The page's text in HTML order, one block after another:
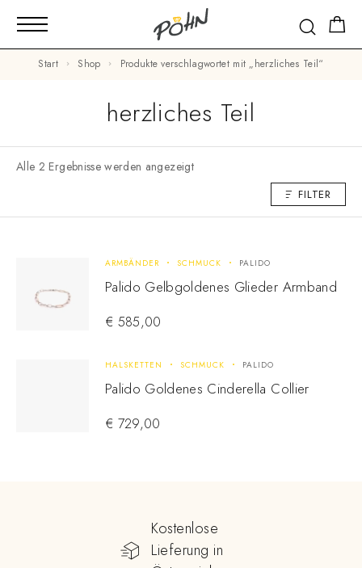
Start Shop Produkte verschlagwortet mit „herzliches Teil“
herzliches Teil
Alle 2 Ergebnisse werden angezeigt
FILTER
ARMBÄNDER SCHMUCK PALIDO
Palido Gelbgoldenes Glieder Armband
€ 585,00
HALSKETTEN SCHMUCK PALIDO
Palido Goldenes Cinderella Collier
€ 729,00
Kostenlose
Lieferung in